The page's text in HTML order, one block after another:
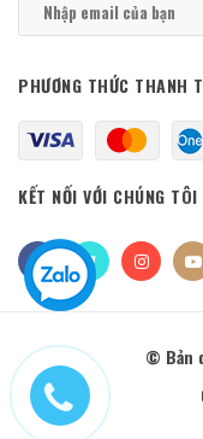
PHƯƠNG THỨC THANH
KẾT NỐI VỚI CHÚNG TÔI
© Bản